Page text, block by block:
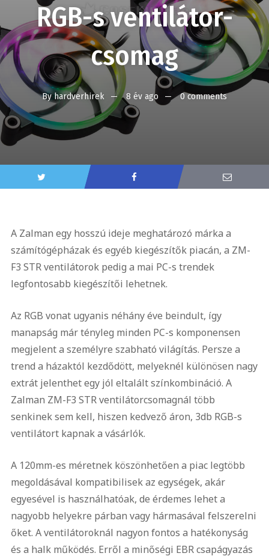
RGB-s ventilátor-
csomag
Byhardverhirek 8 év ago 0 comments
A Zalman egy hosszú ideje meghatározó márka a
számítógépházak és egyéb kiegészítők piacán, a ZM-
F3 STR ventilátorok pedig a mai PC-s trendek
legfontosabb kiegészítői lehetnek.
Az RGB vonat ugyanis néhány éve beindult, így
manapság már tényleg minden PC-s komponensen
megjelent a személyre szabható világítás. Persze a
trend a házaktól kezdődött, melyeknél különösen nagy
extrát jelenthet egy jól eltalált színkombináció. A
Zalman ZM-F3 STR ventilátorcsomagnál több
senkinek sem kell, hiszen kedvező áron, 3db RGB-s
ventilátort kapnak a vásárlók.
A 120mm-es méretnek köszönhetően a piac legtöbb
megoldásával kompatibilisek az egységek, akár
egyesével is használhatóak, de érdemes lehet a
nagyobb helyekre párban vagy hármasával felszerelni
őket. A ventilátoroknál nagyon fontos a hatékonyság
és a halk működés. Erről a minőségi EBR csapágyazás